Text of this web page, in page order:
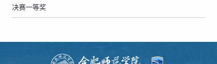
决赛一等奖